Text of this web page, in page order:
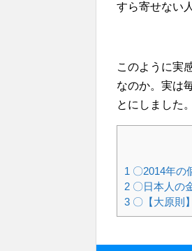
すら寄せない
このように実
なのか。実は
とにしました
1 〇2014年の
2 〇日本人の
3 〇【大原則